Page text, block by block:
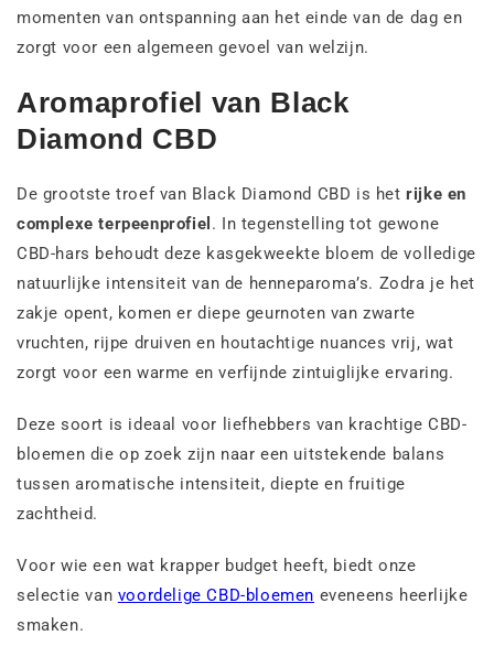
momenten van ontspanning aan het einde van de dag en
zorgt voor een algemeen gevoel van welzijn.
Aromaprofiel van Black
Diamond CBD
De grootste troef van Black Diamond CBD is hetrijke en
complexe terpeenprofiel . In tegenstelling tot gewone
CBD-hars behoudt deze kasgekweekte bloem de volledige
natuurlijke intensiteit van de henneparoma’s. Zodra je het
zakje opent, komen er diepe geurnoten van zwarte
vruchten, rijpe druiven en houtachtige nuances vrij, wat
zorgt voor een warme en verfijnde zintuiglijke ervaring.
Deze soort is ideaal voor liefhebbers van krachtige CBD-
bloemen die op zoek zijn naar een uitstekende balans
tussen aromatische intensiteit, diepte en fruitige
zachtheid.
Voor wie een wat krapper budget heeft, biedt onze
selectie van voordelige CBD-bloemen eveneens heerlijke
smaken.